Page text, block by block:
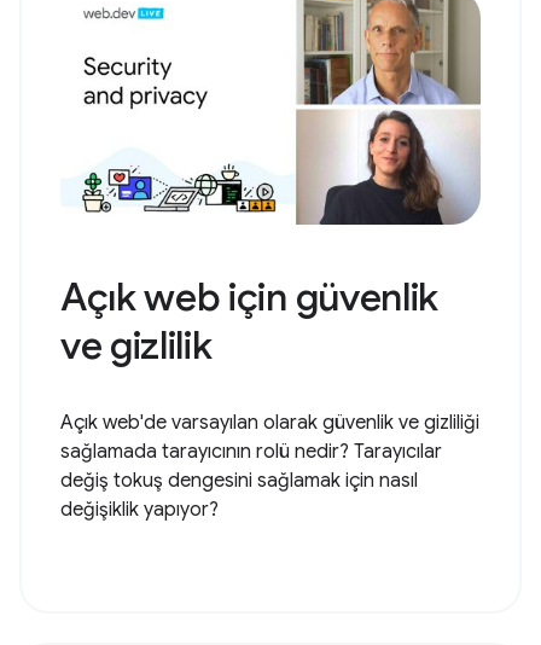
Açık web için güvenlik
ve gizlilik
Açık web'de varsayılan olarak güvenlik ve gizliliği
sağlamada tarayıcının rolü nedir? Tarayıcılar
değiş tokuş dengesini sağlamak için nasıl
değişiklik yapıyor?